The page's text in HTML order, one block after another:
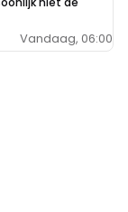
Vandaag, 06:00